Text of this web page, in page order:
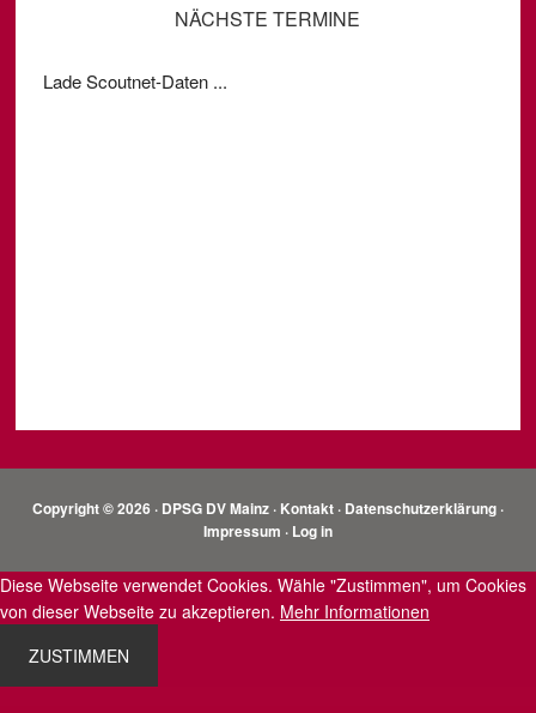
NÄCHSTE TERMINE
Lade Scoutnet-Daten ...
Copyright © 2026 · DPSG DV Mainz · Kontakt · Datenschutzerklärung ·
Impressum · Log in
Diese Webseite verwendet Cookies. Wähle "Zustimmen", um Cookies
von dieser Webseite zu akzeptieren. Mehr Informationen
ZUSTIMMEN